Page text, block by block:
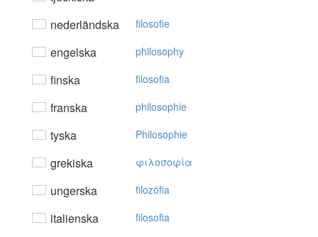
nederländska filosofie
engelska philosophy
finska filosofia
franska philosophie
tyska Philosophie
grekiska φιλoσoφία
ungerska filozófia
italienska filosofia